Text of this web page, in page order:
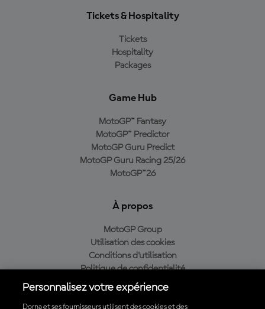
Tickets & Hospitality
Tickets
Hospitality
Packages
Game Hub
MotoGP™ Fantasy
MotoGP™ Predictor
MotoGP Guru Predict
MotoGP Guru Racing 25/26
MotoGP™26
À propos
MotoGP Group
Utilisation des cookies
Conditions d'utilisation
Politique de confidentialité
Politique d’achat
Personnalisez votre expérience
Dorna et ses fournisseurs utilisent des cookies et des